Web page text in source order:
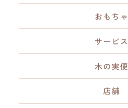
おもちゃ
サービス
木の実便
店舗